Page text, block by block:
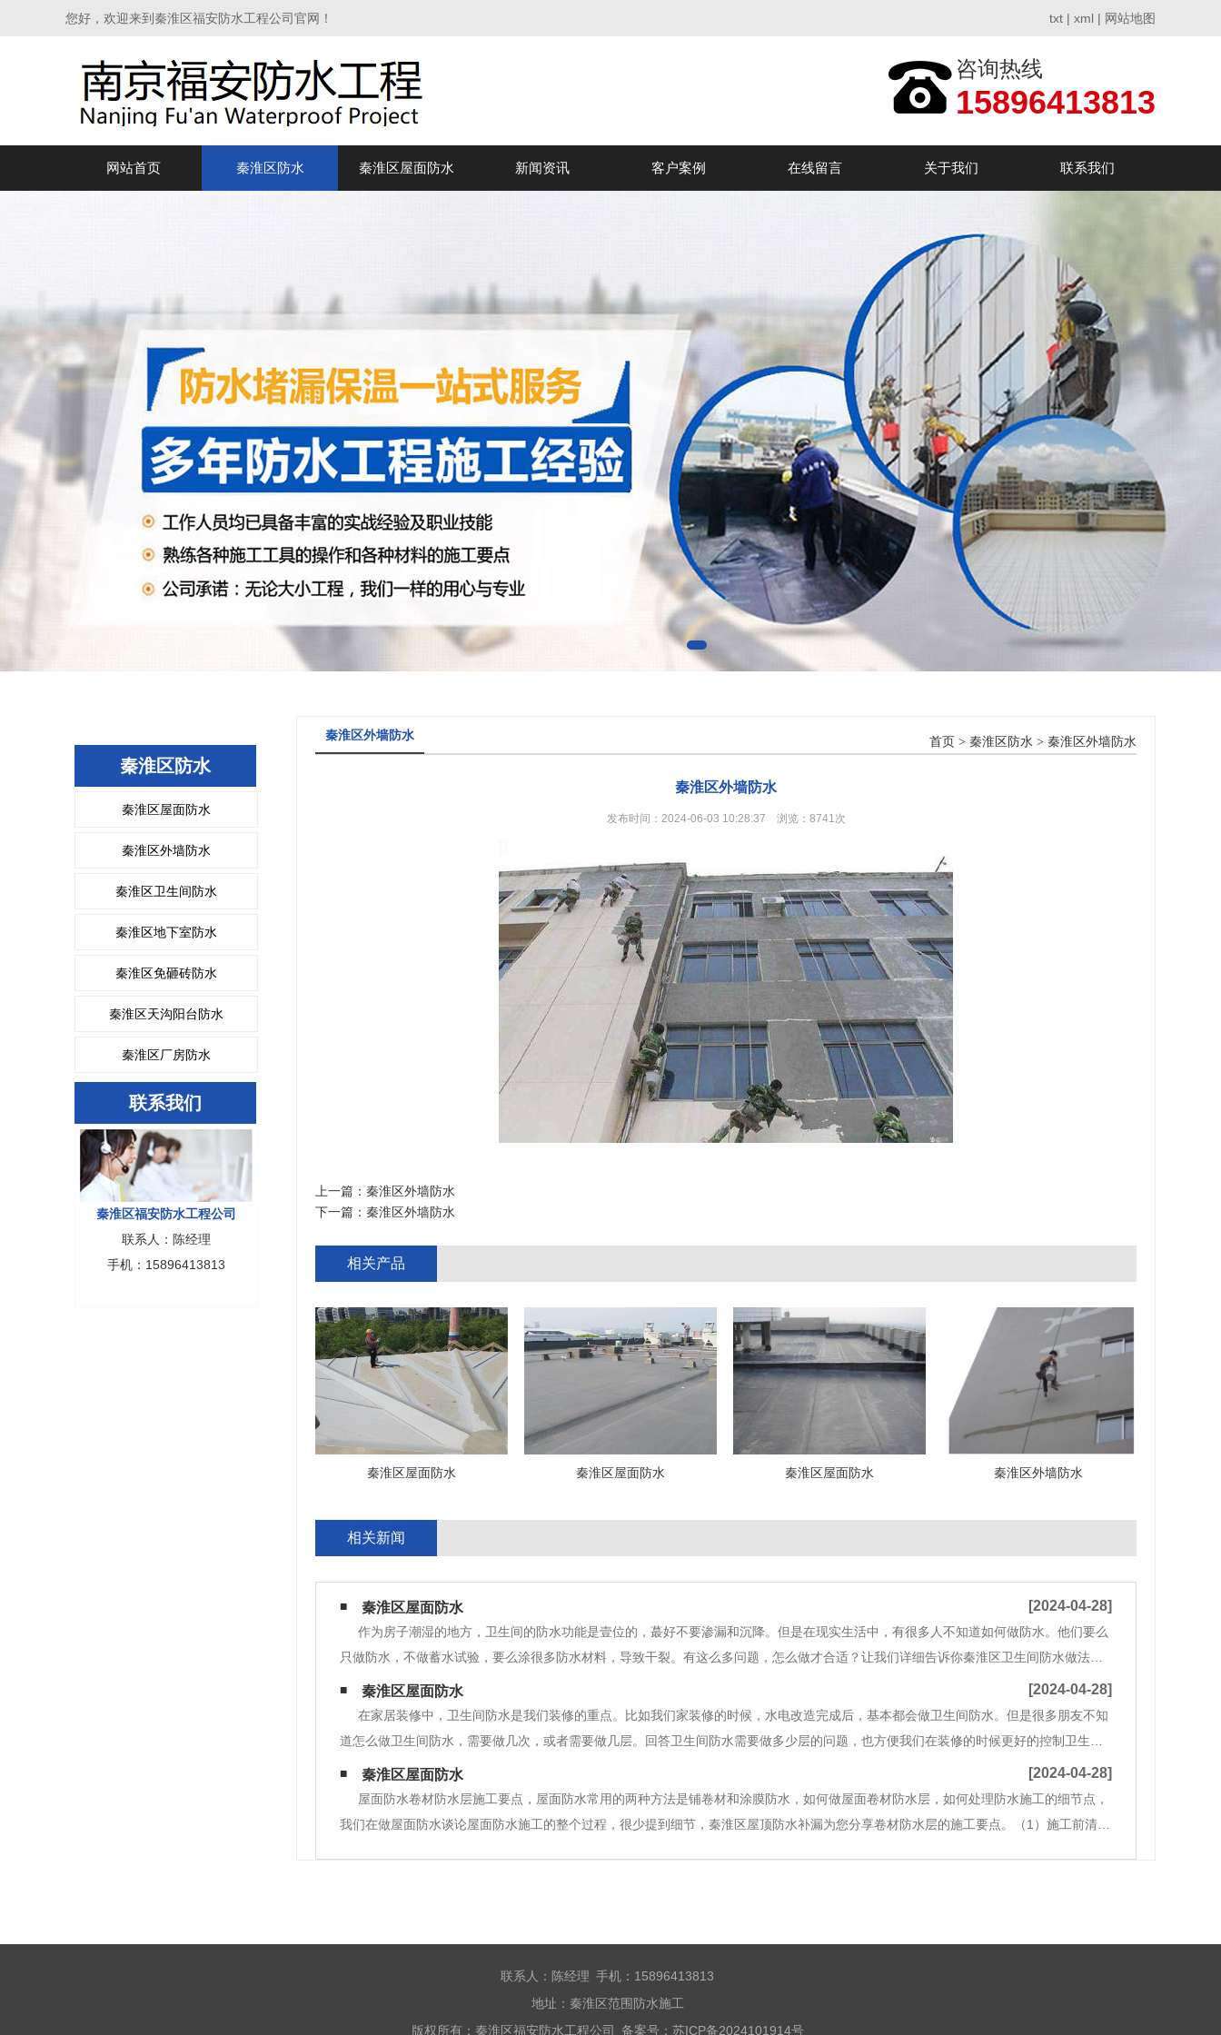
您好，欢迎来到秦淮区福安防水工程公司官网！ txt | xml | 网站地图
咨询热线
15896413813
网站首页 秦淮区防水 秦淮区屋面防水 新闻资讯 客户案例 在线留言 关于我们 联系我们
秦淮区防水
秦淮区屋面防水
秦淮区外墙防水
秦淮区卫生间防水
秦淮区地下室防水
秦淮区免砸砖防水
秦淮区天沟阳台防水
秦淮区厂房防水
联系我们
秦淮区福安防水工程公司
联系人：陈经理
手机：15896413813
秦淮区外墙防水 首页 > 秦淮区防水 > 秦淮区外墙防水
秦淮区外墙防水
发布时间：2024-06-03 10:28:37 浏览：8741次
上一篇： 秦淮区外墙防水
下一篇： 秦淮区外墙防水
相关产品
秦淮区屋面防水 秦淮区屋面防水 秦淮区屋面防水 秦淮区外墙防水
相关新闻
秦淮区屋面防水 [2024-04-28]
作为房子潮湿的地方，卫生间的防水功能是壹位的，蕞好不要渗漏和沉降。但是在现实生活中，有很多人不知道如何做防水。他们要么
只做防水，不做蓄水试验，要么涂很多防水材料，导致干裂。有这么多问题，怎么做才合适？让我们详细告诉你秦淮区卫生间防水做法和
卫生间的防水规范。首先，我们须知道什么时候做防水更好。一般来说，我们在回填后做防水处理。当然，如果条件允许，我们应该在回
填前做一次，然后在回填后做一次防水处理。由于
秦淮区屋面防水 [2024-04-28]
在家居装修中，卫生间防水是我们装修的重点。比如我们家装修的时候，水电改造完成后，基本都会做卫生间防水。但是很多朋友不知
道怎么做卫生间防水，需要做几次，或者需要做几层。回答卫生间防水需要做多少层的问题，也方便我们在装修的时候更好的控制卫生间
的防水。秦淮区卫生间防水需要做多少层？卫生间防水，如果从整体结构来看，个人认为应该做两层。但这并不是为了我们的家居装修卫
生间装修，因为我们的家居装修卫生间，属于第二
秦淮区屋面防水 [2024-04-28]
屋面防水卷材防水层施工要点，屋面防水常用的两种方法是铺卷材和涂膜防水，如何做屋面卷材防水层，如何处理防水施工的细节点，
我们在做屋面防水谈论屋面防水施工的整个过程，很少提到细节，秦淮区屋顶防水补漏为您分享卷材防水层的施工要点。（1）施工前清洗
联系人：陈经理 手机：15896413813
地址：秦淮区范围防水施工
版权所有：秦淮区福安防水工程公司 备案号： 苏ICP备2024101914号